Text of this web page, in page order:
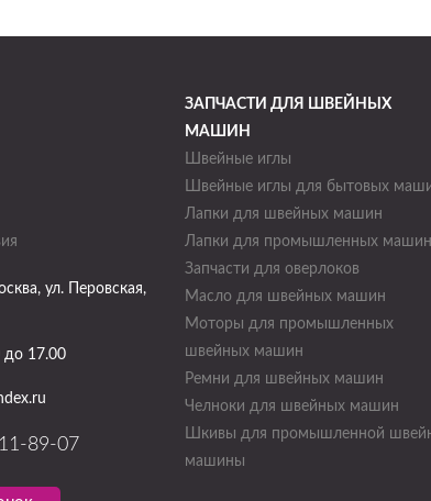
, ул. Перовская,
до 17.00
89-07
ЗАПЧАСТИ ДЛЯ ШВЕЙНЫХ
МАШИН
Швейные иглы
Швейные иглы для бытовых
Лапки для швейных машин
Лапки для промышленных машин
Запчасти для оверлоков
Масло для швейных машин
Моторы для промышленных
швейных машин
Ремни для швейных машин
Челноки для швейных машин
Шкивы для промышленной
машины